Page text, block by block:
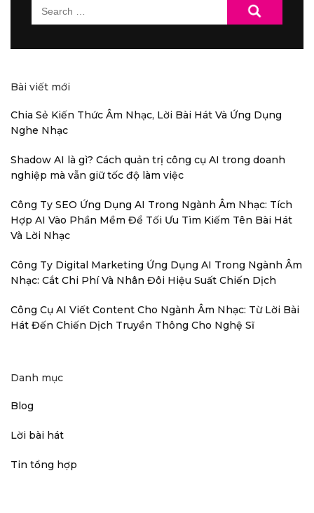
Search
for:
Bài viết mới
Chia Sẻ Kiến Thức Âm Nhạc, Lời Bài Hát Và Ứng Dụng
Nghe Nhạc
Shadow AI là gì? Cách quản trị công cụ AI trong doanh
nghiệp mà vẫn giữ tốc độ làm việc
Công Ty SEO Ứng Dụng AI Trong Ngành Âm Nhạc: Tích
Hợp AI Vào Phần Mềm Để Tối Ưu Tìm Kiếm Tên Bài Hát
Và Lời Nhạc
Công Ty Digital Marketing Ứng Dụng AI Trong Ngành Âm
Nhạc: Cắt Chi Phí Và Nhân Đôi Hiệu Suất Chiến Dịch
Công Cụ AI Viết Content Cho Ngành Âm Nhạc: Từ Lời Bài
Hát Đến Chiến Dịch Truyền Thông Cho Nghệ Sĩ
Danh mục
Blog
Lời bài hát
Tin tổng hợp